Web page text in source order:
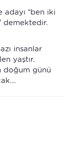
adayı “ben iki
demektedir.
insanlar
yaştır.
doğum günü